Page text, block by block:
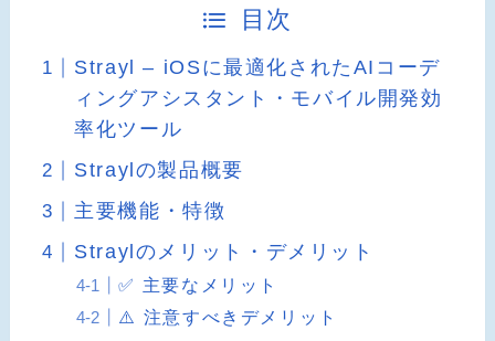
目次
Strayl – iOSに最適化されたAIコーデ
ィングアシスタント・モバイル開発効
率化ツール
Straylの製品概要
主要機能・特徴
Straylのメリット・デメリット
✅ 主要なメリット
⚠️ 注意すべきデメリット